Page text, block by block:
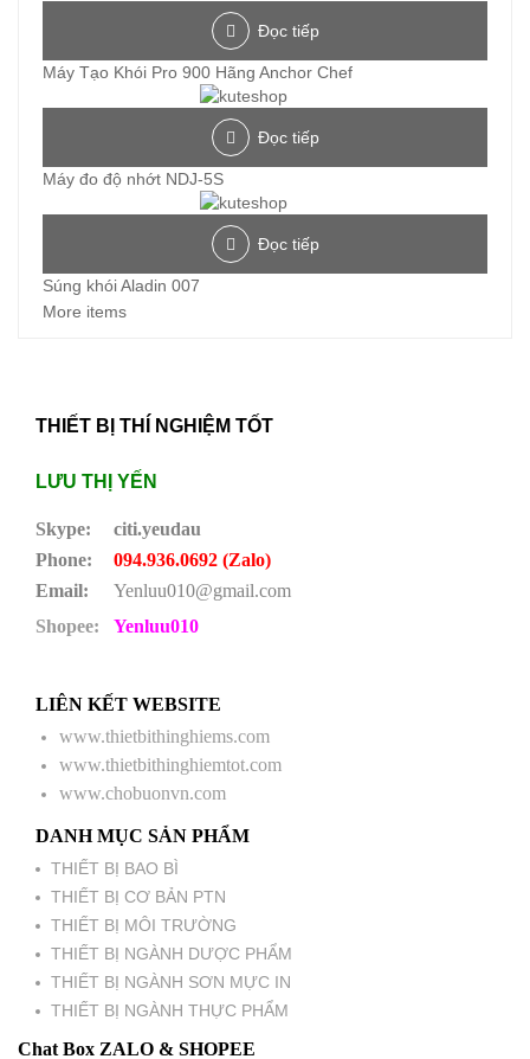
Đọc tiếp
Máy Tạo Khói Pro 900 Hãng Anchor Chef
Đọc tiếp
Máy đo độ nhớt NDJ-5S
Đọc tiếp
Súng khói Aladin 007
More items
THIẾT BỊ THÍ NGHIỆM TỐT
LƯU THỊ YẾN
Skype:
citi.yeudau
Phone:
094.936.0692 (Zalo)
Email:
Yenluu010@gmail.com
Shopee:
Yenluu010
LIÊN KẾT WEBSITE
www.thietbithinghiems.com
www.thietbithinghiemtot.com
www.chobuonvn.com
DANH MỤC SẢN PHẨM
THIẾT BỊ BAO BÌ
THIẾT BỊ CƠ BẢN PTN
THIẾT BỊ MÔI TRƯỜNG
THIẾT BỊ NGÀNH DƯỢC PHẨM
THIẾT BỊ NGÀNH SƠN MỰC IN
THIẾT BỊ NGÀNH THỰC PHẨM
Chat Box ZALO & SHOPEE